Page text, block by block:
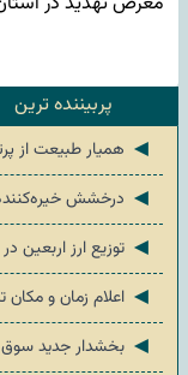
پربیننده ترین
◄ همیار طبیعت از
◄ درخشش خیره‌کننده کهگیلویه
◄ توزیع ارز
◄ اعلام زمان و
◄ بخشدار جدید